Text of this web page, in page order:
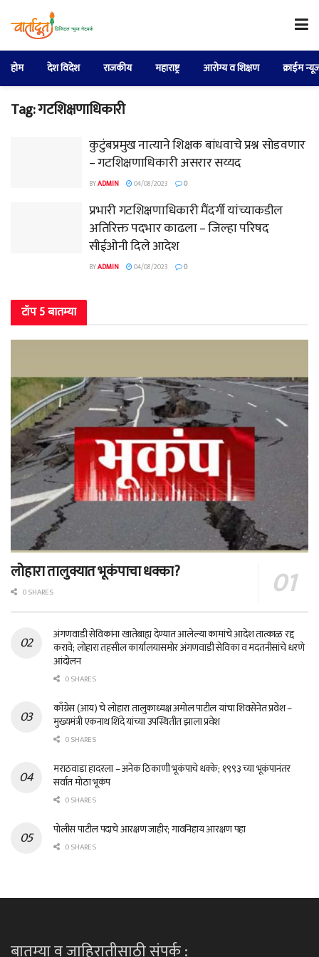
होम देश विदेश राजकीय महाराष्ट्र आरोग्य व शिक्षण क्राईम
Tag:गटशिक्षणाधिकारी
कुटुंबप्रमुख नात्याने शिक्षक बांधवाचे प्रश्न सोडवणार
– गटशिक्षणाधिकारी असरार सय्यद
BYADMIN 04/08/2023 0
प्रभारी गटशिक्षणाधिकारी मैंदर्गी यांच्याकडील
अतिरिक्त पदभार काढला – जिल्हा परिषद
सीईओनी दिले आदेश
BYADMIN 04/08/2023 0
टॉप 5 बातम्या
लोहारा तालुक्यात भूकंपाचा धक्का?
0 SHARES
अंगणवाडी सेविकांना खातेबाह्य देण्यात आलेल्या कामांचे आदेश तात्काळ रद्द
करावे; लोहारा तहसील कार्यालयासमोर अंगणवाडी सेविका व मदतनीसांचे धरणे
आंदोलन
0 SHARES
काँग्रेस (आय) चे लोहारा तालुकाध्यक्ष अमोल पाटील यांचा शिवसेनेत प्रवेश –
मुख्यमंत्री एकनाथ शिंदे यांच्या उपस्थितीत झाला प्रवेश
0 SHARES
मराठवाडा हादरला – अनेक ठिकाणी भूकंपाचे धक्के; १९९३ च्या भूकंपानंतर
सर्वात मोठा भूकंप
0 SHARES
पोलीस पाटील पदाचे आरक्षण जाहीर; गावनिहाय आरक्षण पहा
0 SHARES
बातम्या व जाहिरातीसाठी संपर्क :